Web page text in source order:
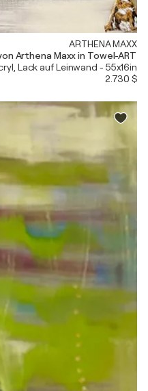
ARTHENA MAXX
Fish Society II von Arthena Maxx in Towel-ART
Lack auf Leinwand - 55x16in
2.730 $